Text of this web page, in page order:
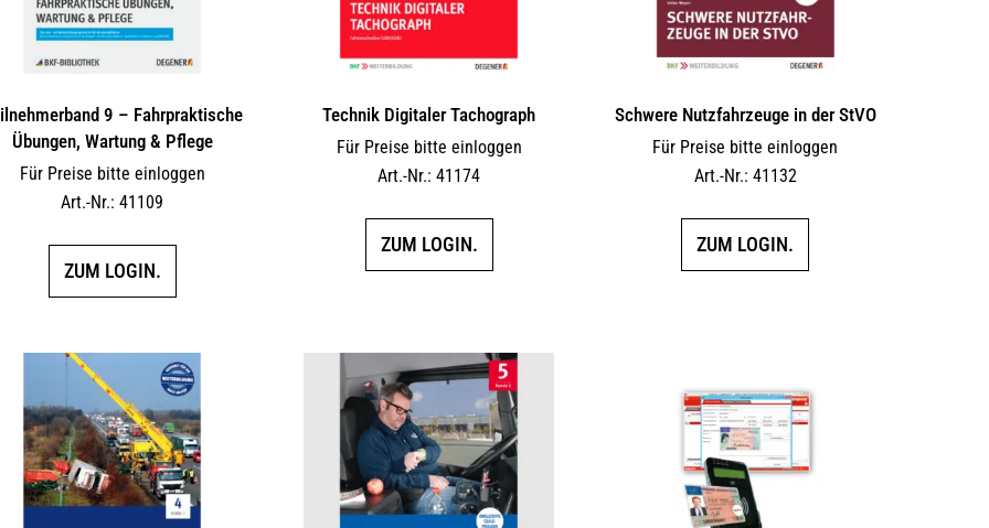
9 – Fahrpraktische
Übungen, Wartung & Pflege
Für Preise bitte einloggen
Art.-Nr.: 41109
ZUM LOGIN.
Technik Digitaler Tachograph
Für Preise bitte einloggen
Art.-Nr.: 41174
ZUM LOGIN.
Schwere Nutzfahrzeuge in der StVO
Für Preise bitte einloggen
Art.-Nr.: 41132
ZUM LOGIN.